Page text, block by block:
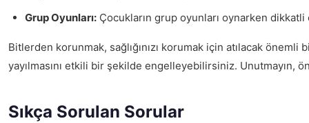
Grup Oyunları: Çocukların grup oyunları oynarken
Bitlerden korunmak, sağlığınızı korumak için atılacak
yayılmasını etkili bir şekilde engelleyebilirsiniz. Unutmayın,
Sıkça Sorulan Sorular